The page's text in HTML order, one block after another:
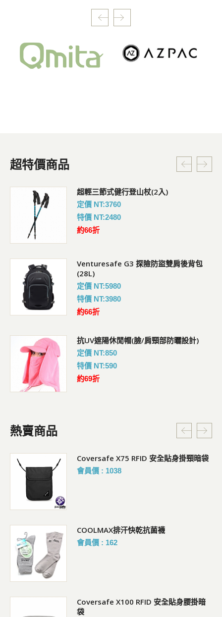
超特價商品
超輕三節式健行登山杖(2入)
定價 NT:3760
特價 NT:2480
約66折
Venturesafe G3 探險防盜雙肩後背包
(28L)
定價 NT:5980
特價 NT:3980
約66折
抗UV遮陽休閒帽(臉/肩頸部防曬設計)
定價 NT:850
特價 NT:590
約69折
熱賣商品
Coversafe X75 RFID 安全貼身掛頸暗袋
會員價 : 1038
COOLMAX排汗快乾抗菌襪
會員價 : 162
Coversafe X100 RFID 安全貼身腰掛暗
袋